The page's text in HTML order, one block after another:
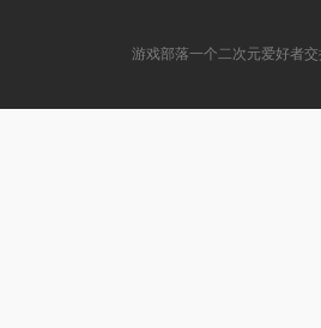
游戏部落一个二次元爱好者